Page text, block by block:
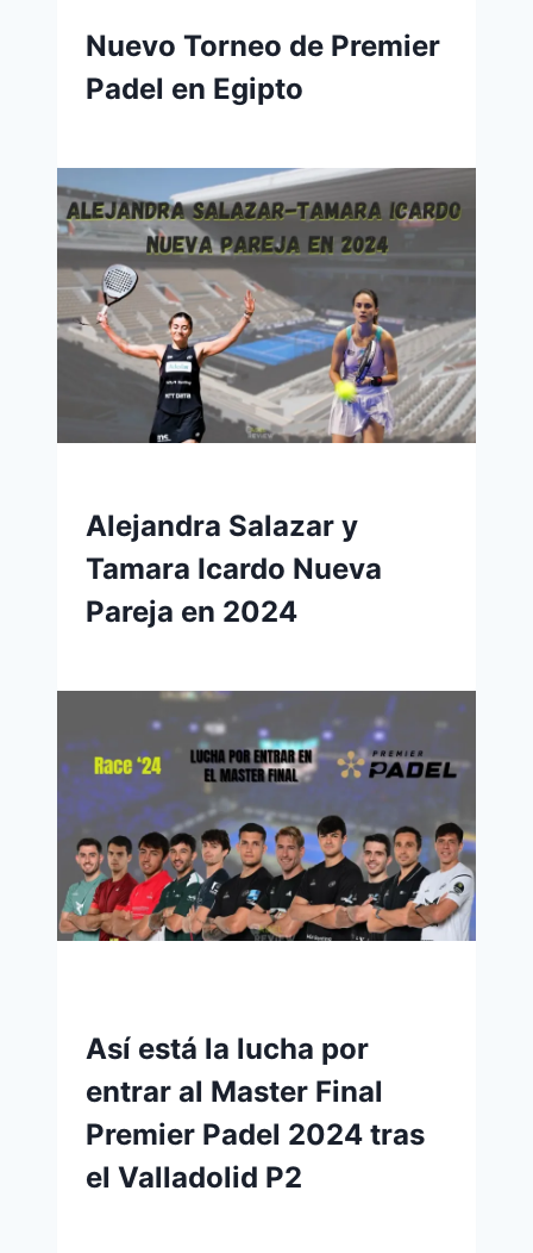
Nuevo Torneo de Premier
Padel en Egipto
Alejandra Salazar y
Tamara Icardo Nueva
Pareja en 2024
Así está la lucha por
entrar al Master Final
Premier Padel 2024 tras
el Valladolid P2